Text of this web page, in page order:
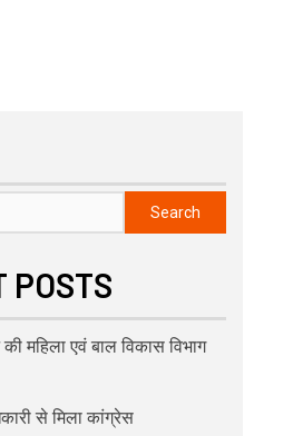
Search
POSTS
महिला एवं बाल विकास विभाग
से मिला कांग्रेस